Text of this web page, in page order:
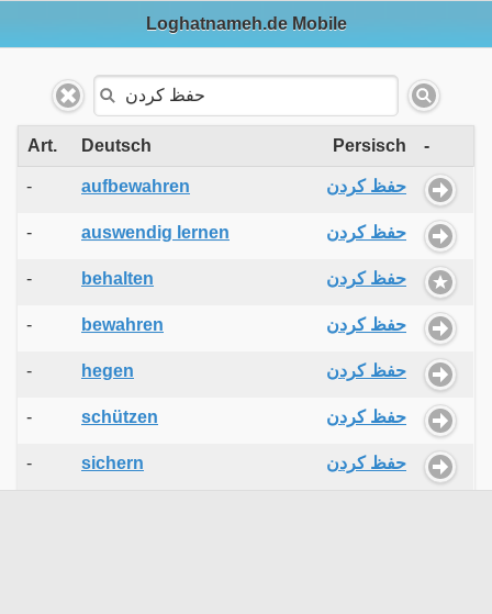
Loghatnameh.de Mobile
Art. Deutsch Persisch -
- aufbewahren حفظ کردن
- auswendig lernen حفظ کردن
- behalten حفظ کردن
- bewahren حفظ کردن
- hegen حفظ کردن
- schützen حفظ کردن
- sichern حفظ کردن